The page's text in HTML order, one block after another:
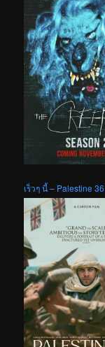
เร็วๆ นี้ – Palestine